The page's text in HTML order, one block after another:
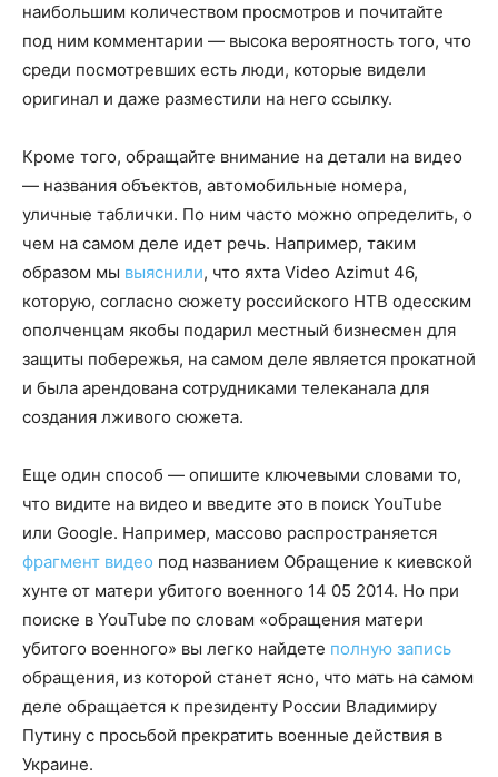
наибольшим количеством просмотров и почитайте
под ним комментарии — высока вероятность того, что
среди посмотревших есть люди, которые видели
оригинал и даже разместили на него ссылку.
Кроме того, обращайте внимание на детали на видео
— названия объектов, автомобильные номера,
уличные таблички. По ним часто можно определить, о
чем на самом деле идет речь. Например, таким
образом мы выяснили, что яхта Video Azimut 46,
которую, согласно сюжету российского НТВ одесским
ополченцам якобы подарил местный бизнесмен для
защиты побережья, на самом деле является прокатной
и была арендована сотрудниками телеканала для
создания лживого сюжета.
Еще один способ — опишите ключевыми словами то,
что видите на видео и введите это в поиск YouTube
или Google. Например, массово распространяется
фрагмент видео под названием Обращение к киевской
хунте от матери убитого военного 14 05 2014. Но при
поиске в YouTube по словам «обращения матери
убитого военного» вы легко найдете полную запись
обращения, из которой станет ясно, что мать на самом
деле обращается к президенту России Владимиру
Путину с просьбой прекратить военные действия в
Украине.